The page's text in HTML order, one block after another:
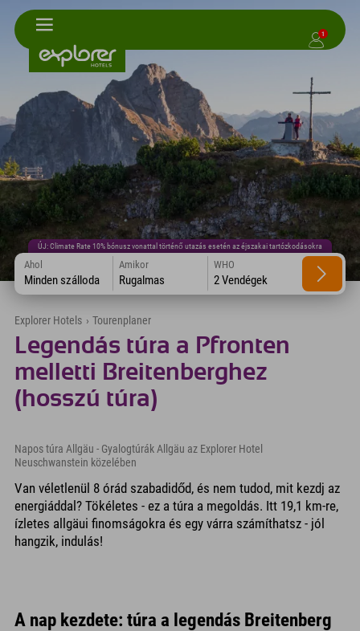
1
ÚJ: Climate Rate 10% bónusz vonattal történő utazás esetén az éjszakai tartózkodásokra
Ahol
Minden szálloda
Amikor
Rugalmas
WHO
2 Vendégek
Explorer Hotels › Tourenplaner
Legendás túra a Pfronten
melletti Breitenberghez
(hosszú túra)
Napos túra Allgäu - Gyalogtúrák Allgäu az Explorer Hotel
Neuschwanstein közelében
Van véletlenül 8 órád szabadidőd, és nem tudod, mit kezdj az
energiáddal? Tökéletes - ez a túra a megoldás. Itt 19,1 km-re,
ízletes allgäui finomságokra és egy várra számíthatsz - jól
hangzik, indulás!
A nap kezdete: túra a legendás Breitenberg